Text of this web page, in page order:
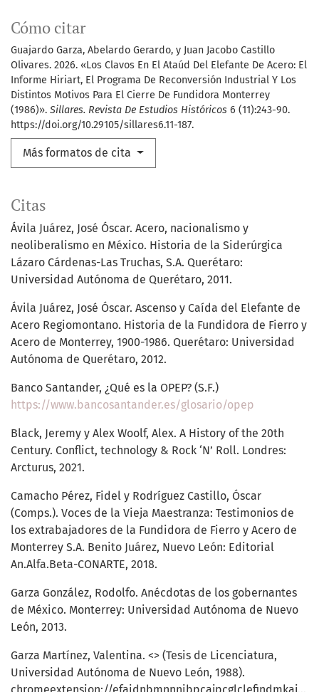
Cómo citar
Guajardo Garza, Abelardo Gerardo, y Juan Jacobo Castillo
Olivares. 2026. «Los Clavos En El Ataúd Del Elefante De Acero: El
Informe Hiriart, El Programa De Reconversión Industrial Y Los
Distintos Motivos Para El Cierre De Fundidora Monterrey
(1986)». Sillares. Revista De Estudios Históricos 6 (11):243-90.
https://doi.org/10.29105/sillares6.11-187.
Más formatos de cita
Citas
Ávila Juárez, José Óscar. Acero, nacionalismo y
neoliberalismo en México. Historia de la Siderúrgica
Lázaro Cárdenas-Las Truchas, S.A. Querétaro:
Universidad Autónoma de Querétaro, 2011.
Ávila Juárez, José Óscar. Ascenso y Caída del Elefante de
Acero Regiomontano. Historia de la Fundidora de Fierro y
Acero de Monterrey, 1900-1986. Querétaro: Universidad
Autónoma de Querétaro, 2012.
Banco Santander, ¿Qué es la OPEP? (S.F.)
https://www.bancosantander.es/glosario/opep
Black, Jeremy y Alex Woolf, Alex. A History of the 20th
Century. Conflict, technology & Rock ‘N’ Roll. Londres:
Arcturus, 2021.
Camacho Pérez, Fidel y Rodríguez Castillo, Óscar
(Comps.). Voces de la Vieja Maestranza: Testimonios de
los extrabajadores de la Fundidora de Fierro y Acero de
Monterrey S.A. Benito Juárez, Nuevo León: Editorial
An.Alfa.Beta-CONARTE, 2018.
Garza González, Rodolfo. Anécdotas de los gobernantes
de México. Monterrey: Universidad Autónoma de Nuevo
León, 2013.
Garza Martínez, Valentina. <> (Tesis de Licenciatura,
Universidad Autónoma de Nuevo León, 1988).